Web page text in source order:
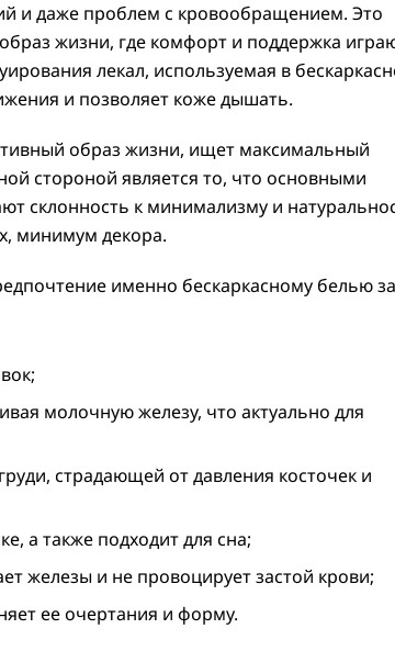
и даже проблем с кровообращением. Это
жизни, где комфорт и поддержка
лекал, используемая в
и позволяет коже дышать.
образ жизни, ищет максимальный
стороной является то, что основными
склонность к минимализму и
минимум декора.
именно бескаркасному белью
молочную железу, что актуально для
страдающей от давления косточек и
а также подходит для сна;
железы и не провоцирует застой крови;
ее очертания и форму.